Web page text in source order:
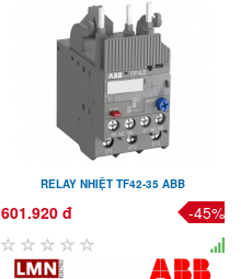
RELAY NHIỆT TF42-35 ABB
601.920 đ -45%